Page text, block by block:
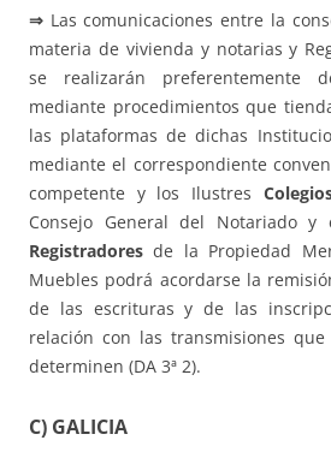
⇒ Las comunicaciones entre la
materia de vivienda y notarias y
se realizarán preferentemente
mediante procedimientos que
las plataformas de dichas
mediante el correspondiente
competente y los Ilustres
Consejo General del Notariado y
Registradores de la Propiedad
Muebles podrá acordarse la
de las escrituras y de las
relación con las transmisiones
determinen (DA 3ª 2).
C) GALICIA